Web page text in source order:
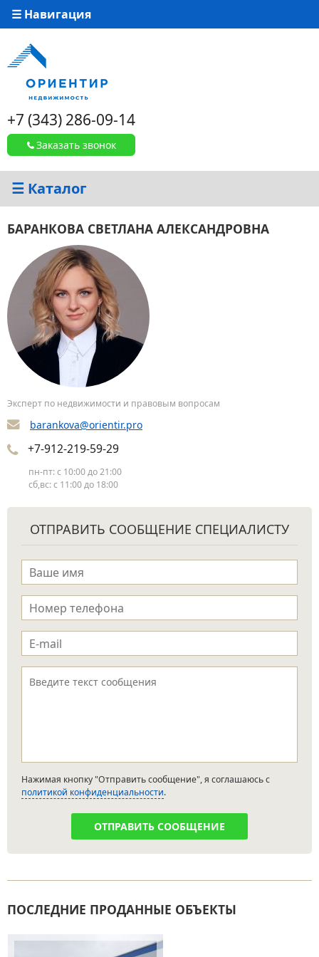
☰ Навигация
+7 (343) 286-09-14
Заказать звонок
☰ Каталог
БАРАНКОВА СВЕТЛАНА АЛЕКСАНДРОВНА
Эксперт по недвижимости и правовым вопросам
barankova@orientir.pro
+7-912-219-59-29
пн-пт: с 10:00 до 21:00
сб,вс: с 11:00 до 18:00
ОТПРАВИТЬ СООБЩЕНИЕ СПЕЦИАЛИСТУ
Имя*
Телефон *
e-mail*
Нажимая кнопку "Отправить сообщение", я соглашаюсь с
политикой конфиденциальности.
ПОСЛЕДНИЕ ПРОДАННЫЕ ОБЪЕКТЫ